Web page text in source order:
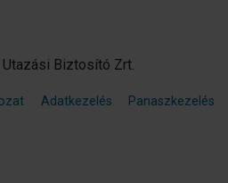
Utazási Biztosító Zrt.
Adatkezelés Panaszkezelés